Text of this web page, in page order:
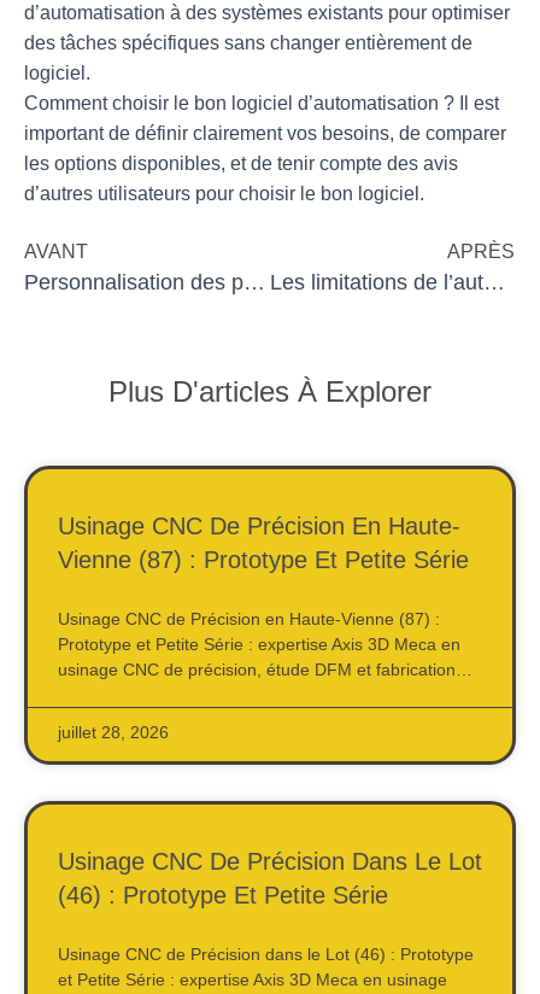
d’automatisation à des systèmes existants pour optimiser
des tâches spécifiques sans changer entièrement de
logiciel.
Comment choisir le bon logiciel d’automatisation ? Il est
important de définir clairement vos besoins, de comparer
les options disponibles, et de tenir compte des avis
d’autres utilisateurs pour choisir le bon logiciel.
AVANT
Personnalisation des pièces industrielles avec l’usinage CNC
APRÈS
Les limitations de l’automatisation des tâches administratives
Plus D'articles À Explorer
Usinage CNC De Précision En Haute-
Vienne (87) : Prototype Et Petite Série
Usinage CNC de Précision en Haute-Vienne (87) :
Prototype et Petite Série : expertise Axis 3D Meca en
usinage CNC de précision, étude DFM et fabrication…
juillet 28, 2026
Usinage CNC De Précision Dans Le Lot
(46) : Prototype Et Petite Série
Usinage CNC de Précision dans le Lot (46) : Prototype
et Petite Série : expertise Axis 3D Meca en usinage